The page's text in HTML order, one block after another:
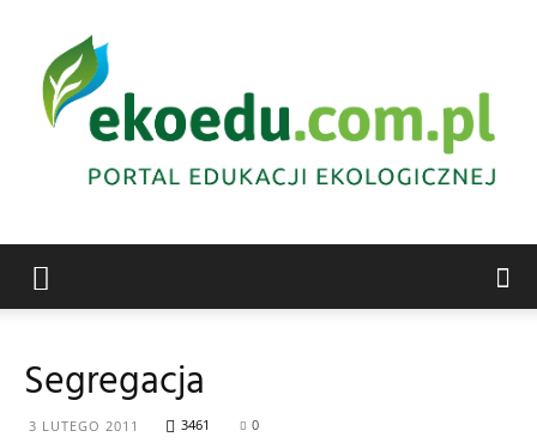
Segregacja
3 LUTEGO 2011 3461 0